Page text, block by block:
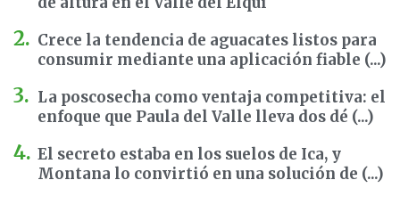
Crece la tendencia de aguacates listos para
consumir mediante una aplicación fiable (...)
La poscosecha como ventaja competitiva: el
enfoque que Paula del Valle lleva dos dé (...)
El secreto estaba en los suelos de Ica, y
Montana lo convirtió en una solución de (...)